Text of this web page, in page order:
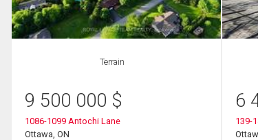
Terrain
9 500 000 $
1086-1099 Antochi Lane
Ottawa, ON
6
139-